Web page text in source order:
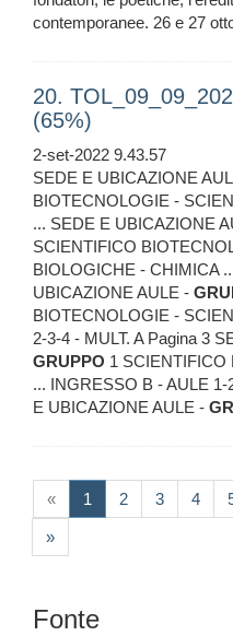
contemporanee. 26 e 27
20.
(65%)
2-set-2022 9.43.57
SEDE E UBICAZIONE
BIOTECNOLOGIE -
... SEDE E UBICAZIONE
SCIENTIFICO
BIOLOGICHE - CHIMICA
UBICAZIONE AULE -
BIOTECNOLOGIE -
2-3-4 - MULT. A Pagina 3
GRUPPO 1
... INGRESSO B - AULE 1-
E UBICAZIONE AULE -
« 1 (current)
2 3 4
»
Fonte